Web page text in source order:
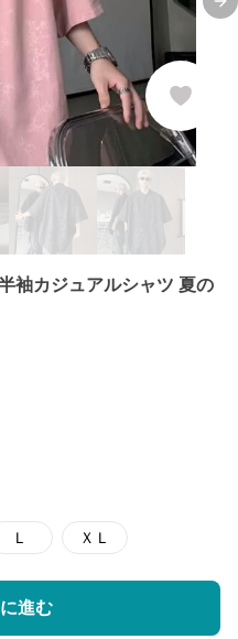
袖カジュアルシャツ 夏の
Ｌ ＸＬ
進む